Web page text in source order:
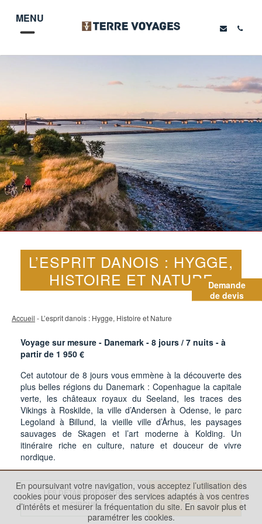
MENU
Demande
de devis
L’ESPRIT DANOIS : HYGGE,
HISTOIRE ET NATURE
Accueil - L’esprit danois : Hygge, Histoire et Nature
Voyage sur mesure - Danemark - 8 jours / 7 nuits - à
partir de 1 950 €
Cet autotour de 8 jours vous emmène à la découverte des
plus belles régions du Danemark : Copenhague la capitale
verte, les châteaux royaux du Seeland, les traces des
Vikings à Roskilde, la ville d’Andersen à Odense, le parc
Legoland à Billund, la vieille ville d’Århus, les paysages
sauvages de Skagen et l’art moderne à Kolding. Un
itinéraire riche en culture, nature et douceur de vivre
nordique.
LES DÉTAILS DE VOTRE
CIRCUIT
DEMANDER UN
DEVIS
En poursuivant votre navigation, vous acceptez l’utilisation des
cookies pour vous proposer des services adaptés à vos centres
d’intérêts et mesurer la fréquentation du site. En savoir plus et
paramétrer les cookies.